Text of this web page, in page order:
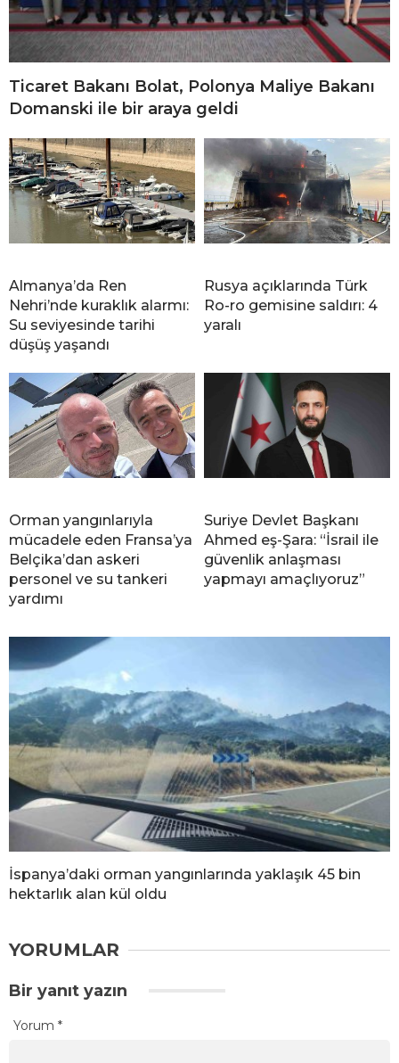
Ticaret Bakanı Bolat, Polonya Maliye Bakanı
Domanski ile bir araya geldi
Almanya’da Ren
Nehri’nde kuraklık alarmı:
Su seviyesinde tarihi
düşüş yaşandı
Rusya açıklarında Türk
Ro-ro gemisine saldırı: 4
yaralı
Orman yangınlarıyla
mücadele eden Fransa’ya
Belçika’dan askeri
personel ve su tankeri
yardımı
Suriye Devlet Başkanı
Ahmed eş-Şara: “İsrail ile
güvenlik anlaşması
yapmayı amaçlıyoruz”
İspanya’daki orman yangınlarında yaklaşık 45 bin
hektarlık alan kül oldu
YORUMLAR
Bir yanıt yazın
Yorum *